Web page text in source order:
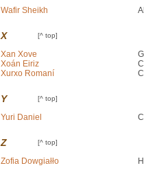
Wafir Sheikh
X [^ top]
Xan Xove
Xoán Eiriz
Xurxo Romaní
Y [^ top]
Yuri Daniel
Z [^ top]
Zofia Dowgiałło